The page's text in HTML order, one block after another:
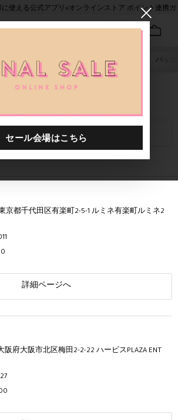
使える公式アプリ×オンラインストア ポイント連携ガ
ド セール 40th限定 バッグ
Déclic店舗一覧
絞り込み
京都千代田区有楽町2-5-1 ルミネ有楽町ルミネ2
詳細ページへ
阪府大阪市北区梅田2-2-22 ハービスPLAZA ENT